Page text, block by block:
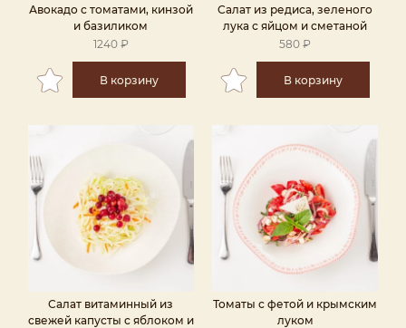
Авокадо с томатами, кинзой
и базиликом
1240 ₽
В корзину
Салат из редиса, зеленого
лука с яйцом и сметаной
580 ₽
В корзину
Салат витаминный из
свежей капусты с яблоком и
Томаты с фетой и крымским
луком